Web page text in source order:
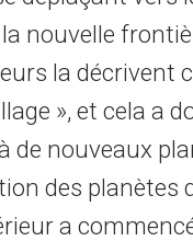
nouvelle
la décrivent
», et cela a
de nouveaux
des planètes
a